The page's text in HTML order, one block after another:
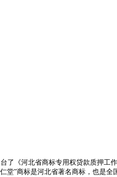
了《河北省商标专用权贷款质押工作
堂”商标是河北省著名商标，也是全